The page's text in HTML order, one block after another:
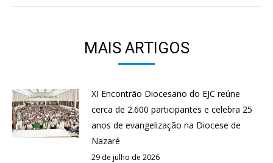
MAIS ARTIGOS
XI Encontrão Diocesano do EJC reúne
cerca de 2.600 participantes e celebra 25
anos de evangelização na Diocese de
Nazaré
29 de julho de 2026